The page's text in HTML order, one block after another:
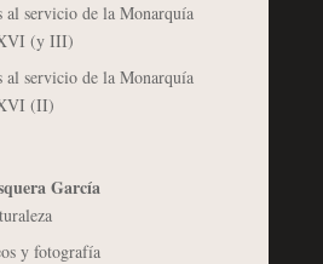
al servicio de la Monarquía
(y III)
al servicio de la Monarquía
(II)
García
y fotografía